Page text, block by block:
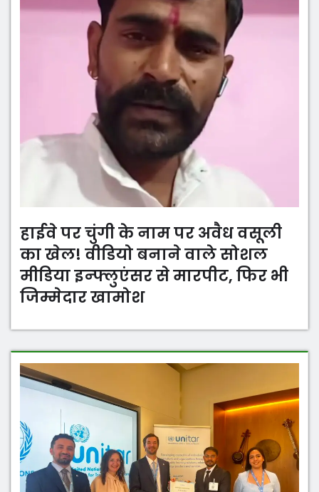
हाईवे पर चुंगी के नाम पर अवैध वसूली
का खेल! वीडियो बनाने वाले सोशल
मीडिया इन्फ्लुएंसर से मारपीट, फिर भी
जिम्मेदार खामोश